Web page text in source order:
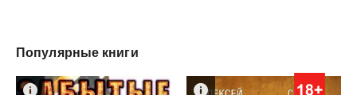
Популярные книги